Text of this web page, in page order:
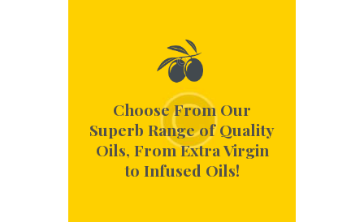
Choose From Our
Superb Range of Quality
Oils, From Extra Virgin
to Infused Oils!